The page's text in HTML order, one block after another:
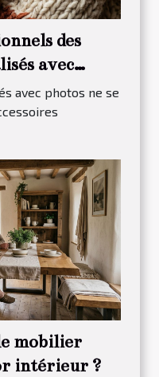
des
avec
avec photos ne se
mobilier
intérieur ?